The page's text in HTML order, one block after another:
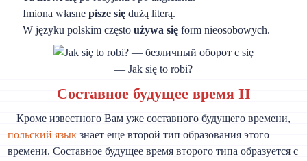
Imiona własne pisze siędużą literą.
W języku polskim często używa sięform nieosobowych.
— Jak się to robi?
Составное будущее время II
Кроме известного Вам уже составного будущего времени,
польский язык знает еще второй тип образования этого
времени. Составное будущее время второго типа образуется с